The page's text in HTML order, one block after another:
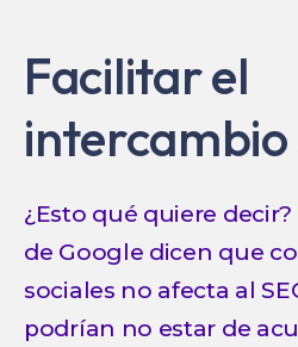
Facilitar el
intercambio
¿Esto qué quiere
de Google dicen que
sociales no afecta al
podrían no estar de